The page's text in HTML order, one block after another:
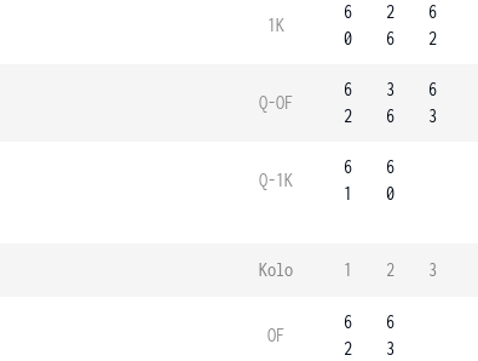
1K
6
0
2
6
6
2
Q-OF
6
2
3
6
6
3
Q-1K
6
1
6
0
Kolo 1 2 3
OF
6
2
6
3